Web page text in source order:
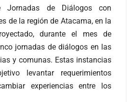
Jornadas de Diálogos con
de la región de Atacama, en la
durante el mes de
jornadas de diálogos en las
y comunas. Estas instancias
levantar requerimientos
experiencias entre los